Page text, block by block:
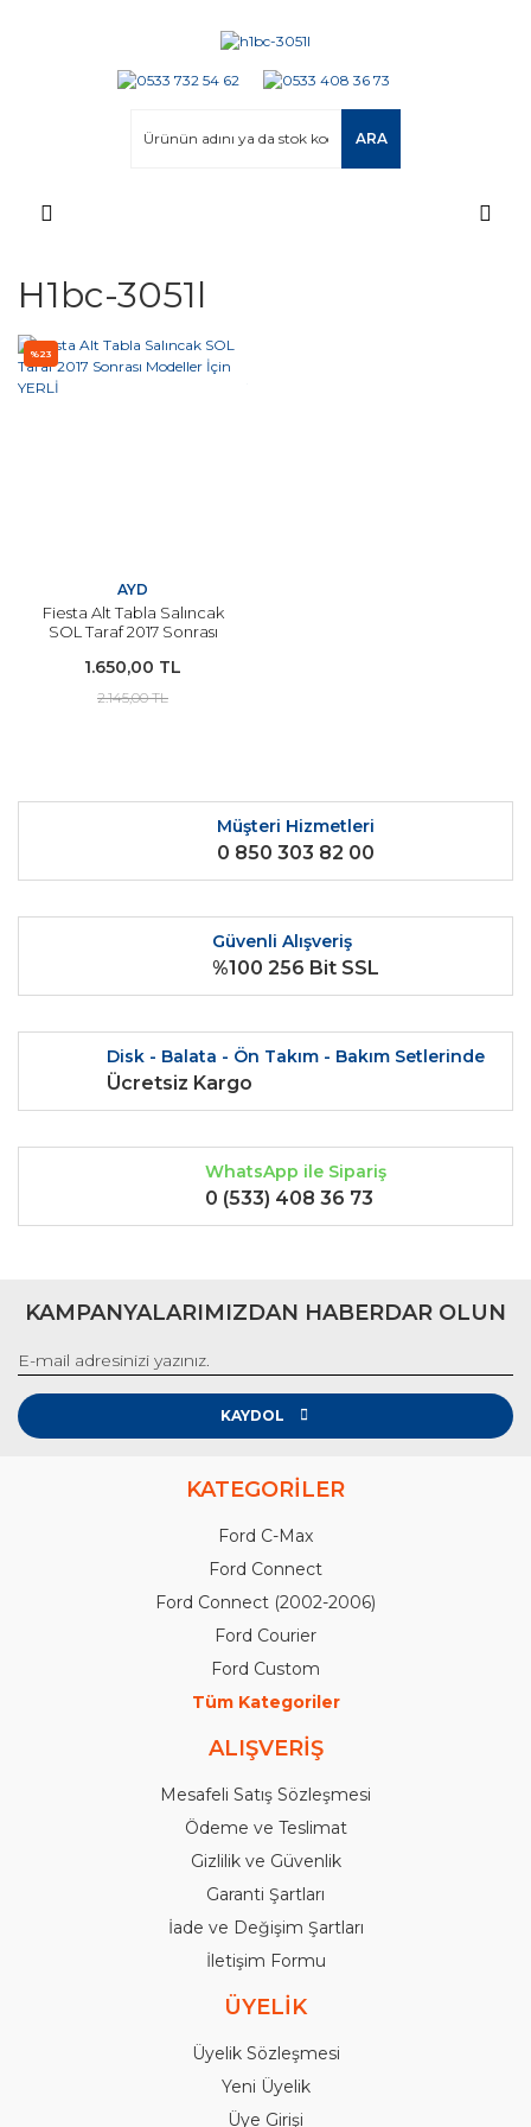
ARA
H1bc-3051l
%23
AYD
Fiesta Alt Tabla Salıncak
SOL Taraf 2017 Sonrası
1.650,00 TL
2.145,00 TL
Müşteri Hizmetleri
0 850 303 82 00
Güvenli Alışveriş
%100 256 Bit SSL
Disk - Balata - Ön Takım - Bakım Setlerinde
Ücretsiz Kargo
WhatsApp ile Sipariş
0 (533) 408 36 73
KAMPANYALARIMIZDAN HABERDAR OLUN
KAYDOL
KATEGORİLER
Ford C-Max
Ford Connect
Ford Connect (2002-2006)
Ford Courier
Ford Custom
Tüm Kategoriler
ALIŞVERİŞ
Mesafeli Satış Sözleşmesi
Ödeme ve Teslimat
Gizlilik ve Güvenlik
Garanti Şartları
İade ve Değişim Şartları
İletişim Formu
ÜYELİK
Üyelik Sözleşmesi
Yeni Üyelik
Üye Girişi